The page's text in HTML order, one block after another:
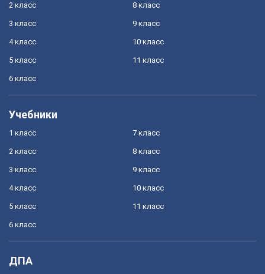
2 класс
3 класс
4 класс
5 класс
6 класс
8 класс
9 класс
10 класс
11 класс
Учебники
1 класс
2 класс
3 класс
4 класс
5 класс
6 класс
7 класс
8 класс
9 класс
10 класс
11 класс
ДПА